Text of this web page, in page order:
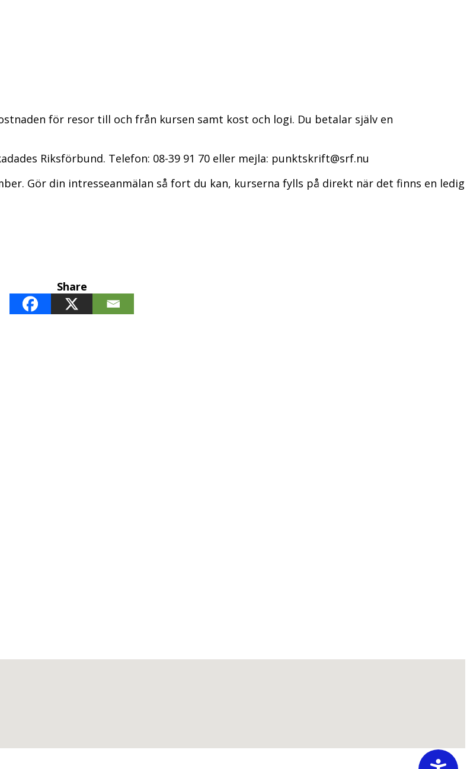
för resor till och från kursen samt kost och logi. Du betalar själv en
Riksförbund. Telefon: 08-39 91 70 eller mejla: punktskrift@srf.nu
Gör din intresseanmälan så fort du kan, kurserna fylls på direkt när det finns en ledig
Share